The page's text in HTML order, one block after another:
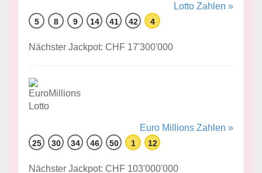
Lotto Zahlen »
5 8 9 14 41 42 4
Nächster Jackpot: CHF 17'300'000
Euro Millions Zahlen »
25 30 34 46 50 1 12
Nächster Jackpot: CHF 103'000'000